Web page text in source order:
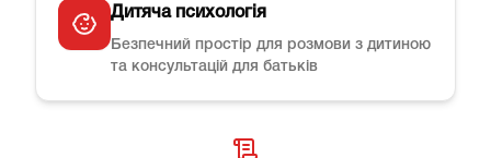
Дитяча психологія
Безпечний простір для розмови з дитиною
та консультацій для батьків